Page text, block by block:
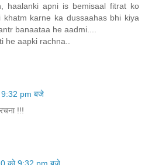
haalanki apni is bemisaal fitrat ko
khatm karne ka dussaahas bhi kiya
banaataa he aadmi....
he aapki rachna..
9:32 pm बजे
!!!